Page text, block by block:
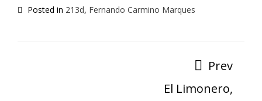
Posted in 213d, Fernando Carmino Marques
Prev
El Limonero,